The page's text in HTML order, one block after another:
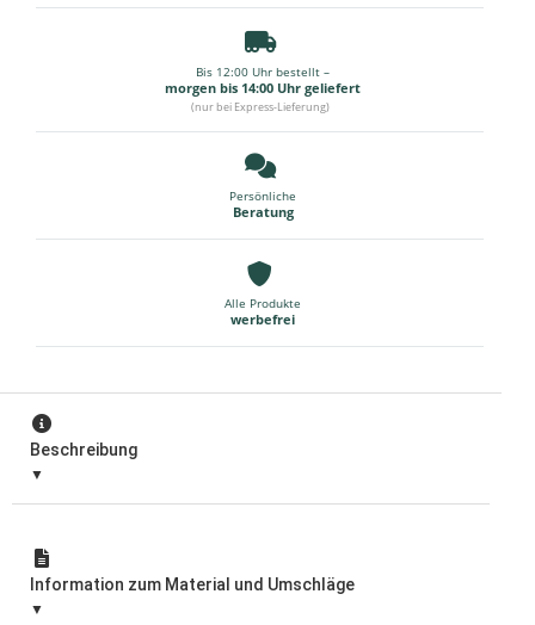
Bis 12:00 Uhr bestellt –
morgen bis 14:00 Uhr geliefert
(nur bei Express-Lieferung)
Persönliche
Beratung
Alle Produkte
werbefrei
Beschreibung
Information zum Material und Umschläge